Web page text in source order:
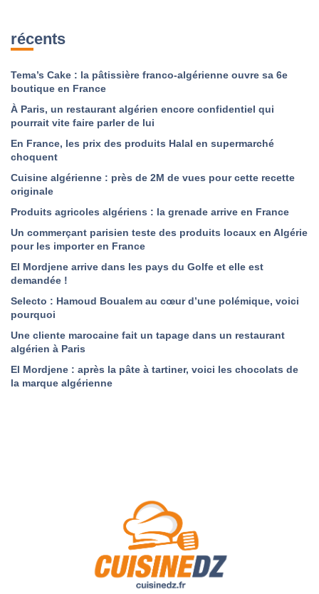
récents
Tema’s Cake : la pâtissière franco-algérienne ouvre sa 6e
boutique en France
À Paris, un restaurant algérien encore confidentiel qui
pourrait vite faire parler de lui
En France, les prix des produits Halal en supermarché
choquent
Cuisine algérienne : près de 2M de vues pour cette recette
originale
Produits agricoles algériens : la grenade arrive en France
Un commerçant parisien teste des produits locaux en Algérie
pour les importer en France
El Mordjene arrive dans les pays du Golfe et elle est
demandée !
Selecto : Hamoud Boualem au cœur d’une polémique, voici
pourquoi
Une cliente marocaine fait un tapage dans un restaurant
algérien à Paris
El Mordjene : après la pâte à tartiner, voici les chocolats de
la marque algérienne